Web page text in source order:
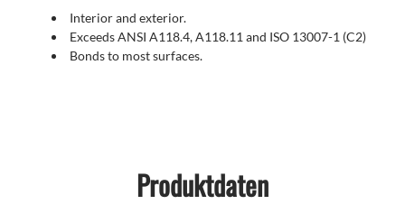
Interior and exterior.
Exceeds ANSI A118.4, A118.11 and ISO 13007-1 (C2)
Bonds to most surfaces.
Produktdaten